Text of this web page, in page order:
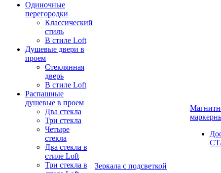
Одиночные
перегородки
Классический
стиль
В стиле Loft
Душевые двери в
проем
Стеклянная
дверь
В стиле Loft
Распашные
душевые в проем
Два стекла
Три стекла
Четыре
стекла
Два стекла в
стиле Loft
Три стекла в
Зеркала с подсветкой